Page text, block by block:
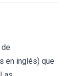
en inglés) que